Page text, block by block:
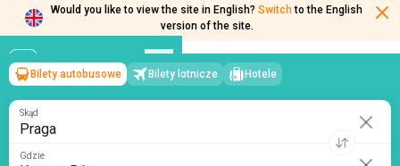
Would you like to view the site in English? Switch to the English
version of the site.
Praga→Krzywy Róg
ndz, 9 sierpnia/1 pasażer
Bilety autobusowe Bilety lotnicze Hotele
Skąd
Gdzie